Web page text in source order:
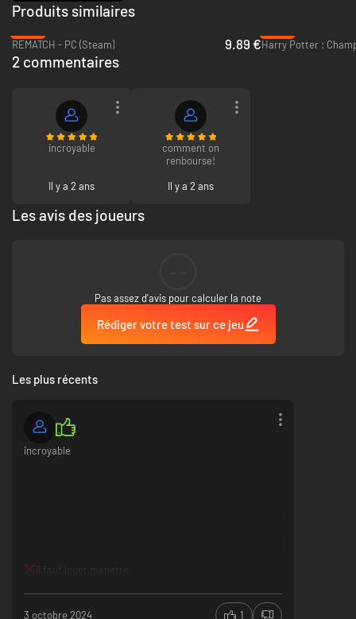
Produits similaires
REMATCH - PC (Steam)
9.89 €
2 commentaires
incroyable
Il y a 2 ans
comment on
renbourse!
Il y a 2 ans
Les avis des joueurs
Pas assez d'avis pour calculer la note
Rédiger votre test sur ce jeu
Les plus récents
incroyable
3 octobre 2024 1